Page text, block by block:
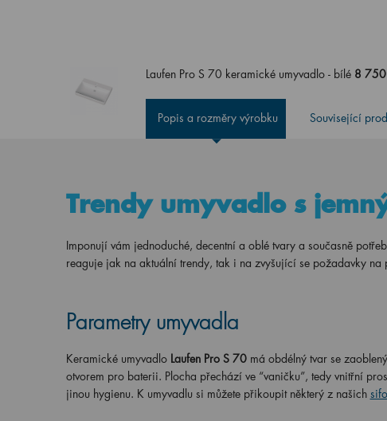
Laufen Pro S 70 keramické umyvadlo - bílé 8 750
Popis a rozměry výrobku Související
Trendy umyvadlo s
Imponují vám jednoduché, decentní a oblé tvary a současně
reaguje jak na aktuální trendy, tak i na zvyšující se požadavky
Parametry umyvadla
Keramické umyvadlo Laufen Pro S 70má obdélný tvar se
otvorem pro baterii. Plocha přechází ve “vaničku”, tedy vnitřní
jinou hygienu. K umyvadlu si můžete přikoupit některý z našich